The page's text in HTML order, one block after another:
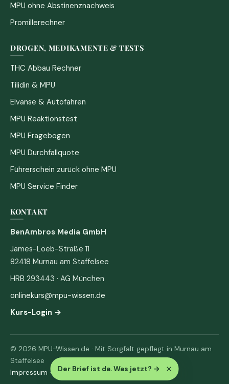
Der Brief ist da. Was jetzt? → ×
MPU ohne Abstinenznachweis
Promillerechner
DROGEN, MEDIKAMENTE & TESTS
THC Abbau Rechner
Tilidin & MPU
Elvanse & Autofahren
MPU Reaktionstest
MPU Fragebogen
MPU Durchfallquote
Führerschein zurück ohne MPU
MPU Service Finder
KONTAKT
BenAmbros Media GmbH
James-Loeb-Straße 11
82418 Murnau am Staffelsee
HRB 293443 · AG München
onlinekurs@mpu-wissen.de
Kurs-Login →
© 2026 MPU-Wissen.de · Mit Sorgfalt gepflegt in Murnau am
Staffelsee
Impressum · Datenschutz & AGB